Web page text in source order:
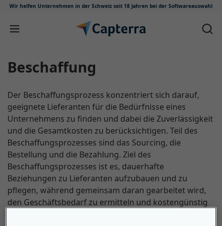
Wir helfen Unternehmen in der Schweiz seit 18 Jahren bei der Softwareauswahl
Zum Inhalt springen
Beschaffung
Der Beschaffungsprozess konzentriert sich darauf,
geeignete Lieferanten für die Bedürfnisse eines
Unternehmens zu finden und dabei die Zuverlässigkeit
und die Gesamtkosten zu berücksichtigen. Teil des
Beschaffungsprozesses sind das Sourcing, die
Bestellung und die Bezahlung. Ziel des
Beschaffungsprozesses ist es, dauerhafte
Beziehungen zu Lieferanten aufzubauen und zu
pflegen, während gemeinsam daran gearbeitet wird,
den Geschäftsbedarf zu ermitteln und kostengünstig